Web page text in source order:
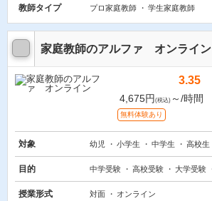
教師タイプ プロ家庭教師 学生家庭教師
家庭教師のアルファ オンライン
3.35
4,675円 (税込) ～/時間
無料体験あり
対象 幼児 小学生 中学生 高校生
目的 中学受験 高校受験 大学受験
授業形式 対面 オンライン